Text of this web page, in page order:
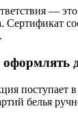
—
Сертификат
поступает
белья